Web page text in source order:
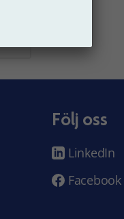
Följ oss
LinkedIn
Facebook